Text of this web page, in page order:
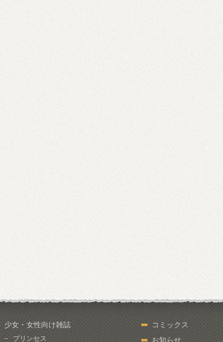
少女・女性向け雑誌
プリンセス
コミックス
お知らせ